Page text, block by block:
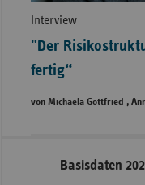
Interview
"Der
fertig“
von Michaela Gottfried ,
Seitennavigation
SeitenleisteBasisdaten